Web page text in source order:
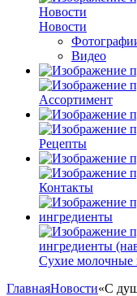
Новости
Новости
Видео
Ассортимент
Рецепты
Контакты
Сухие молочные
ГлавнаяНовости«С